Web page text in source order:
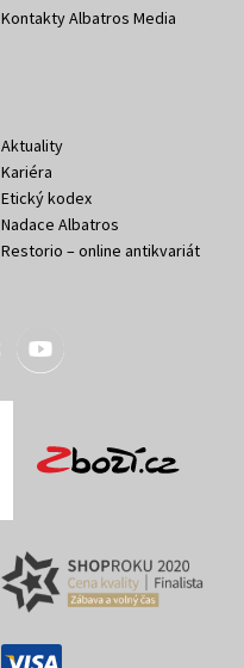
Kontakty Albatros Media
Aktuality
Kariéra
Etický kodex
Nadace Albatros
Restorio – online antikvariát